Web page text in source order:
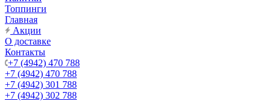
Топпинги
Главная
Акции
О доставке
Контакты
+7 (4942) 470 788
+7 (4942) 470 788
+7 (4942) 301 788
+7 (4942) 302 788